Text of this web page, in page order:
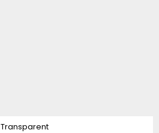
Transparent